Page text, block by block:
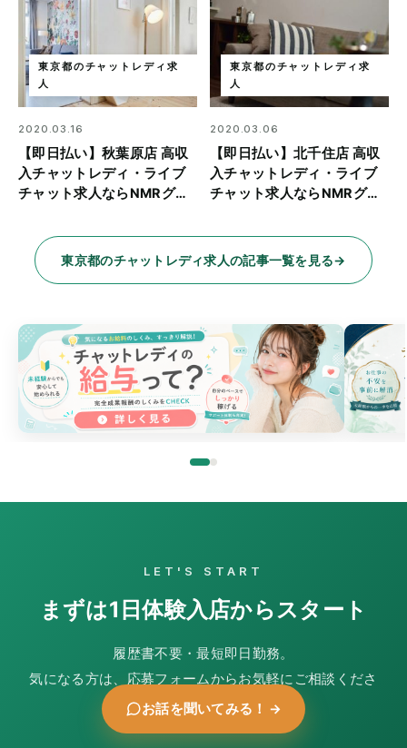
東京都のチャットレディ求
人
2020.03.16
【即日払い】秋葉原店 高収
入チャットレディ・ライブ
チャット求人ならNMRグル
東京都のチャットレディ求
人
2020.03.06
【即日払い】北千住店 高収
入チャットレディ・ライブ
チャット求人ならNMRグル
東京都のチャットレディ求人の記事一覧を見る→
LET'S START
まずは1日体験入店からスタート
履歴書不要・最短即日勤務。
気になる方は、応募フォームからお気軽にご相談くださ
い。
お話を聞いてみる！ →